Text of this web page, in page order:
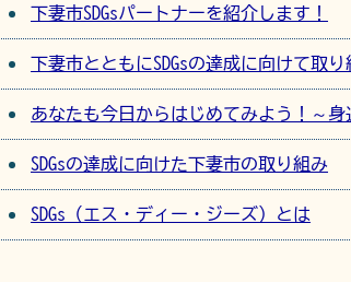
下妻市SDGsパートナーを紹介します！
下妻市とともにSDGsの達成に向けて取
あなたも今日からはじめてみよう！～身
SDGsの達成に向けた下妻市の取り組み
SDGs（エス・ディー・ジーズ）とは